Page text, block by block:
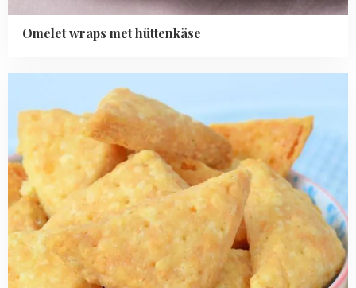
Omelet wraps met hüttenkäse
about
Kaaskoekjes